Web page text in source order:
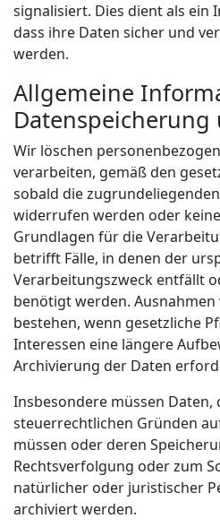
signalisiert. Dies dient als ein
dass ihre Daten sicher und
werden.
Allgemeine
Datenspeicherung
Wir löschen
verarbeiten, gemäß den
sobald die
widerrufen werden oder
Grundlagen für die
betrifft Fälle, in denen der
Verarbeitungszweck entfällt
benötigt werden. Ausnahmen
bestehen, wenn gesetzliche
Interessen eine längere
Archivierung der Daten
Insbesondere müssen Daten,
steuerrechtlichen Gründen
müssen oder deren
Rechtsverfolgung oder zum
natürlicher oder juristischer
archiviert werden.